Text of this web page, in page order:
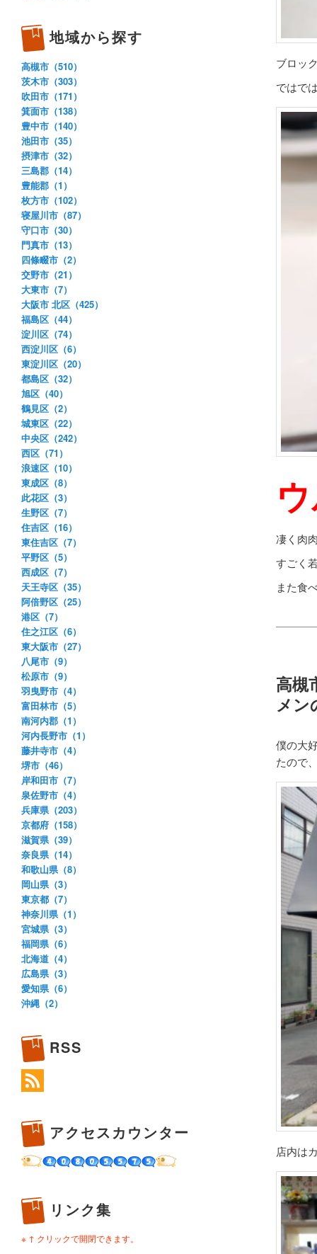
ブロッ
ではで
凄く肉
すごく
また食
高槻
メン
僕の大
たので
店内は
地域から探す
高槻市（510）
茨木市（303）
吹田市（171）
箕面市（138）
豊中市（140）
池田市（35）
摂津市（32）
三島郡（14）
豊能郡（1）
枚方市（102）
寝屋川市（87）
守口市（30）
門真市（13）
四條畷市（2）
交野市（21）
大東市（7）
大阪市 北区（425）
福島区（44）
淀川区（74）
西淀川区（6）
東淀川区（20）
都島区（32）
旭区（40）
鶴見区（2）
城東区（22）
中央区（242）
西区（71）
浪速区（10）
東成区（8）
此花区（3）
生野区（7）
住吉区（16）
東住吉区（7）
平野区（5）
西成区（7）
天王寺区（35）
阿倍野区（25）
港区（7）
住之江区（6）
東大阪市（27）
八尾市（9）
松原市（9）
羽曳野市（4）
富田林市（5）
南河内郡（1）
河内長野市（1）
藤井寺市（4）
堺市（46）
岸和田市（7）
泉佐野市（4）
兵庫県（203）
京都府（158）
滋賀県（39）
奈良県（14）
和歌山県（8）
岡山県（3）
東京都（7）
神奈川県（1）
宮城県（3）
福岡県（6）
北海道（4）
広島県（3）
愛知県（6）
沖縄（2）
RSS
アクセスカウンター
リンク集
※ ↑ クリックで開閉できます。